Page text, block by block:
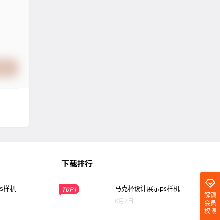
解锁
会员
权限
样机
下载排行
TOP1 马克杯设计展示ps样机
6月7日